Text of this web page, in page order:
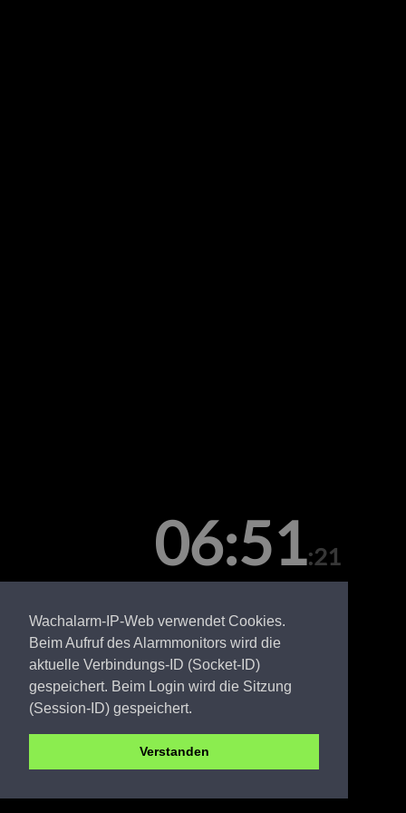
Wachalarm-IP-Web verwendet Cookies.
Beim Aufruf des Alarmmonitors wird die
aktuelle Verbindungs-ID (Socket-ID)
gespeichert. Beim Login wird die Sitzung
(Session-ID) gespeichert.
Verstanden
06:51:21
Amt Wusterwitz